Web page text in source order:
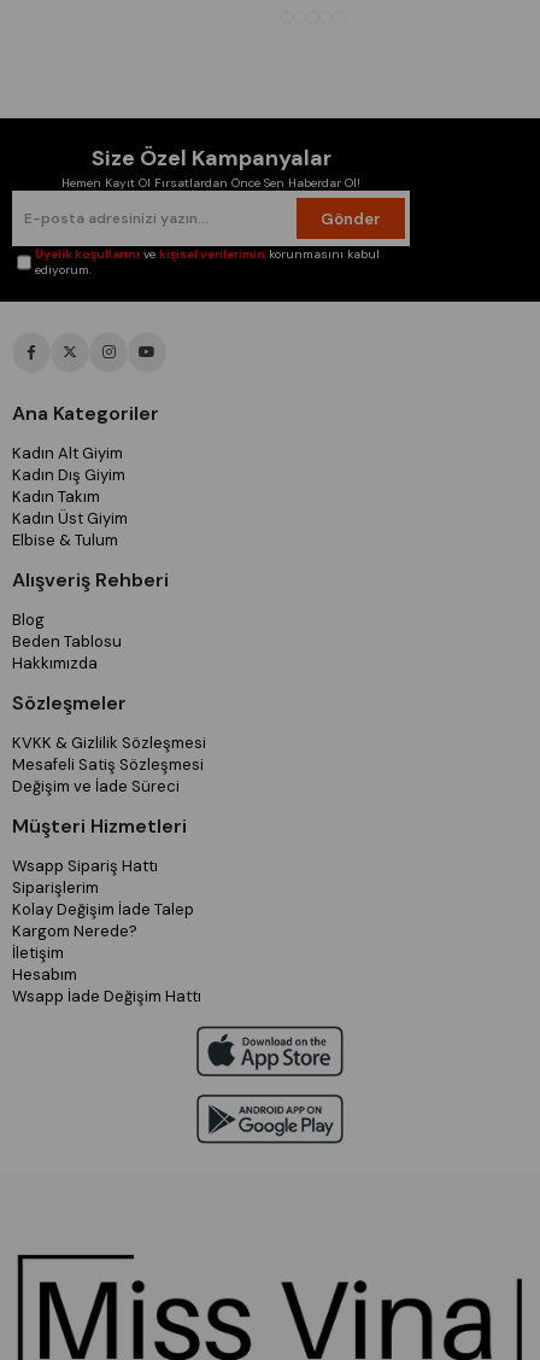
Size Özel Kampanyalar
Hemen Kayıt Ol Fırsatlardan Önce Sen Haberdar Ol!
Gönder
Üyelik koşullarını vekişisel verilerimin korunmasını kabul
ediyorum.
Ana Kategoriler
Kadın Alt Giyim
Kadın Dış Giyim
Kadın Takım
Kadın Üst Giyim
Elbise & Tulum
Alışveriş Rehberi
Blog
Beden Tablosu
Hakkımızda
Sözleşmeler
KVKK & Gizlilik Sözleşmesi
Mesafeli Satiş Sözleşmesi
Değişim ve İade Süreci
Müşteri Hizmetleri
Wsapp Sipariş Hattı
Siparişlerim
Kolay Değişim İade Talep
Kargom Nerede?
İletişim
Hesabım
Wsapp İade Değişim Hattı